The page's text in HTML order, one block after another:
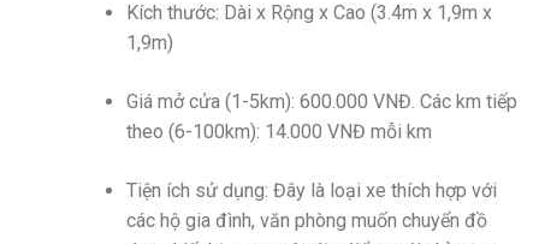
Kích thước: Dài x Rộng x Cao (3.4m x 1,9m x
1,9m)
Giá mở cửa (1-5km): 600.000 VNĐ. Các km tiếp
theo (6-100km): 14.000 VNĐ mỗi km
Tiện ích sử dụng: Đây là loại xe thích hợp với
các hộ gia đình, văn phòng muốn chuyển đồ